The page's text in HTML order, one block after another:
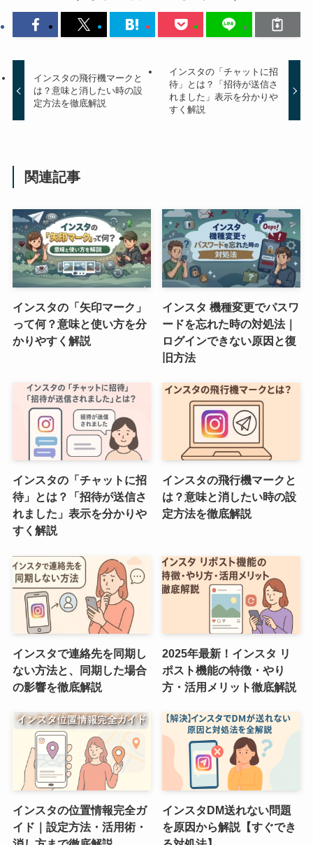
インスタの飛行機マークと
は？意味と消したい時の設
定方法を徹底解説
インスタの「チャットに招
待」とは？「招待が送信さ
れました」表示を分かりや
すく解説
関連記事
インスタの「矢印マーク」
って何？意味と使い方を分
かりやすく解説
インスタ 機種変更でパスワ
ードを忘れた時の対処法｜
ログインできない原因と復
旧方法
インスタの「チャットに招
待」とは？「招待が送信さ
れました」表示を分かりや
すく解説
インスタの飛行機マークと
は？意味と消したい時の設
定方法を徹底解説
インスタで連絡先を同期し
ない方法と、同期した場合
の影響を徹底解説
2025年最新！インスタ リ
ポスト機能の特徴・やり
方・活用メリット徹底解説
インスタの位置情報完全ガ
イド｜設定方法・活用術・
インスタDM送れない問題
を原因から解説【すぐでき